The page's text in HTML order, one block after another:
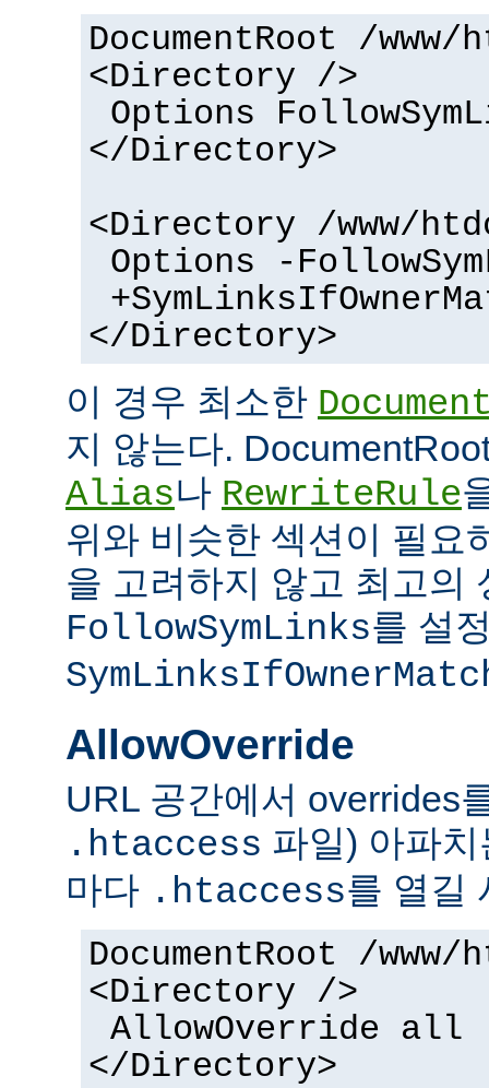
DocumentRoot /www/
<Directory />
Options
</Directory>
<Directory /www/
Options -
</Directory>
이 경우 최소한
지 않는다.
Alias나 RewriteRule
위와 비슷한 섹션이 필요
을 고려하지 않고 최고의
FollowSymLinks를 설
AllowOverride
URL 공간에서 overrides
.htaccess 파일) 아파
마다 .htaccess를 열길
DocumentRoot /www/
<Directory />
AllowOverride all
</Directory>